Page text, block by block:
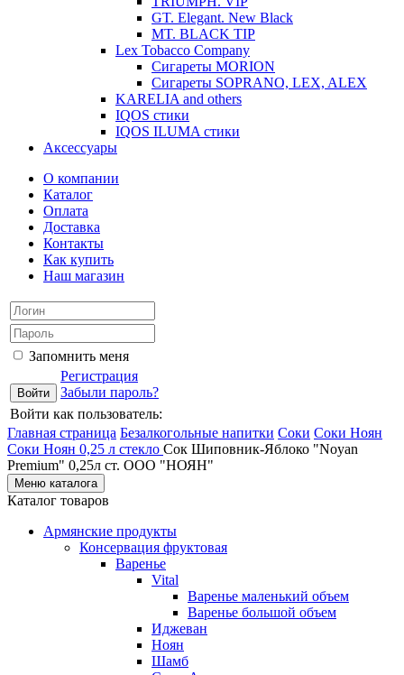
GT. Elegant. New Black
MT. BLACK TIP
Lex Tobacco Company
Сигареты MORION
Сигареты SOPRANO, LEX, ALEX
KARELIA and others
IQOS стики
IQOS ILUMA стики
Аксессуары
О компании
Каталог
Оплата
Доставка
Контакты
Как купить
Наш магазин
Запомнить меня
Регистрация
Забыли пароль?
Войти как пользователь:
Главная страница Безалкогольные напитки Соки Соки Ноян
Соки Ноян 0,25 л стекло Сок Шиповник-Яблоко "Noyan
Premium" 0,25л ст. ООО "НОЯН"
Меню каталога
Каталог товаров
Армянские продукты
Консервация фруктовая
Варенье
Vital
Варенье маленький объем
Варенье большой объем
Иджеван
Ноян
Шамб